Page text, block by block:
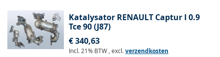
Katalysator RENAULT Captur I 0.9
Tce 90 (J87)
€ 340,63
Incl. 21% BTW , excl.verzendkosten